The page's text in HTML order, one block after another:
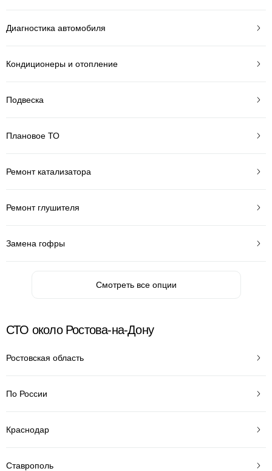
Диагностика автомобиля
Кондиционеры и отопление
Подвеска
Плановое ТО
Ремонт катализатора
Ремонт глушителя
Замена гофры
Смотреть все опции
СТО около Ростова-на-Дону
Ростовская область
По России
Краснодар
Ставрополь